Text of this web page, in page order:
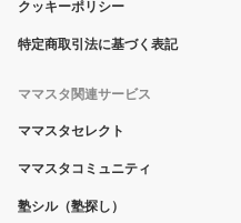
クッキーポリシー
特定商取引法に基づく表記
ママスタ関連サービス
ママスタセレクト
ママスタコミュニティ
塾シル（塾探し）